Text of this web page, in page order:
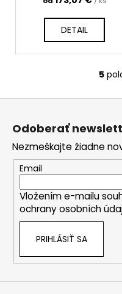
DETAIL
5
Z
Odoberať
Nezmeškajte žiadne
Email
Vložením e-mailu
ochrany osobních
PRIHLÁSIŤ SA